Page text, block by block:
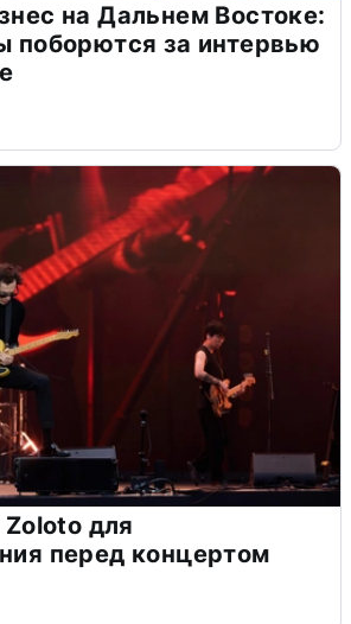
на Дальнем Востоке:
поборются за интервью
для
перед концертом